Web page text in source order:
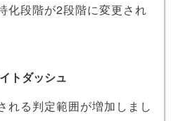
化段階が2段階に変更され
トダッシュ
れる判定範囲が増加しまし